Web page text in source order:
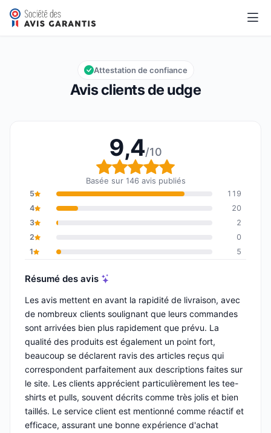
udge
Note globale : 9,4 sur 10
9,4/10
Avis clients de udge
Attestation de confiance
9,4/10
Note globale : 9,4 sur
Basée sur 146 avis publiés
5
119
4
20
3
2
2
0
1
5
Résumé des avis
Les avis mettent en avant la rapidité de livraison, avec
de nombreux clients soulignant que leurs commandes
sont arrivées bien plus rapidement que prévu. La
qualité des produits est également un point fort,
beaucoup se déclarent ravis des articles reçus qui
correspondent parfaitement aux descriptions faites sur
le site. Les clients apprécient particulièrement les tee-
shirts et pulls, souvent décrits comme très jolis et bien
taillés. Le service client est mentionné comme réactif et
efficace, assurant une bonne expérience d'achat